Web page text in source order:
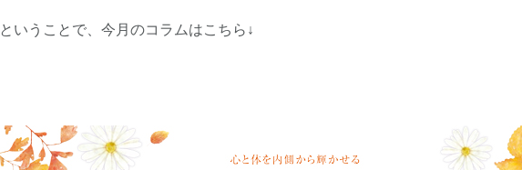
ということで、今月のコラムはこちら↓